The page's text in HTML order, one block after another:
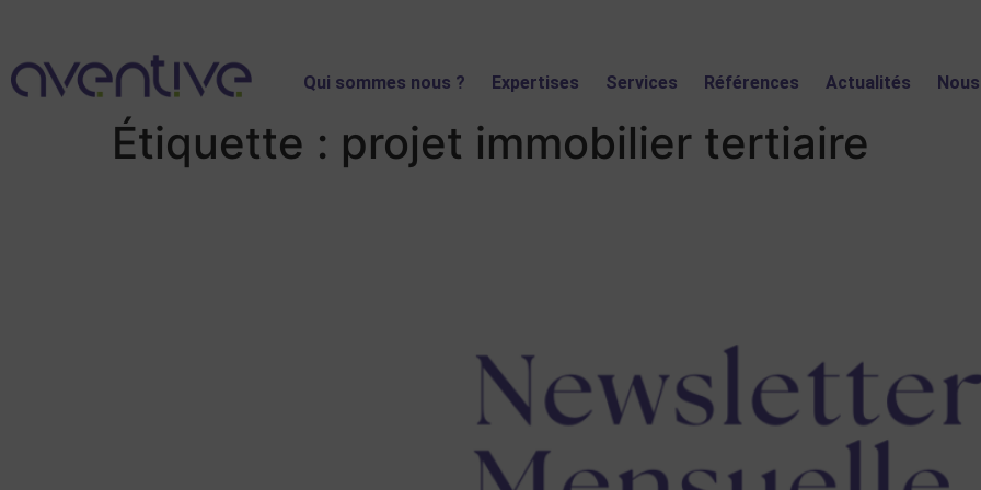
Qui sommes nous ? Expertises Services Références Actualités
Étiquette : projet immobilier tertiaire